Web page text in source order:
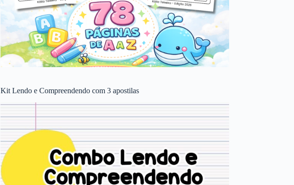
Kit Lendo e Compreendendo com 3 apostilas